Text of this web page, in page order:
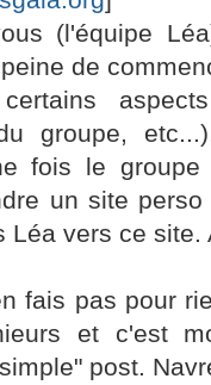
(l'équipe
de
groupe,
fois le
un site
Léa vers ce site.
fais pas pour
et c'est
post.